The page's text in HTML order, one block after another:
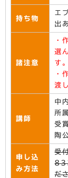
持ち物
エ
出
諸注意
・
選
す。
・
渡
講師
中
所
受
陶
申し込
み方法
受
だ